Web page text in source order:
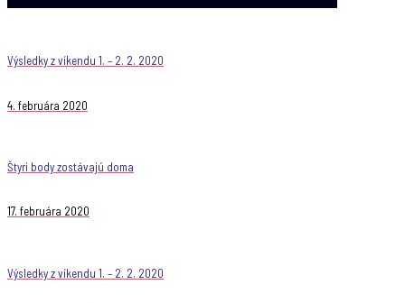
Výsledky z víkendu 1. – 2. 2. 2020
4. februára 2020
Štyri body zostávajú doma
17. februára 2020
Výsledky z víkendu 1. – 2. 2. 2020